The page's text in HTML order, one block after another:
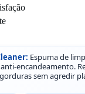
Espuma de
encandeamento.
sem agredir